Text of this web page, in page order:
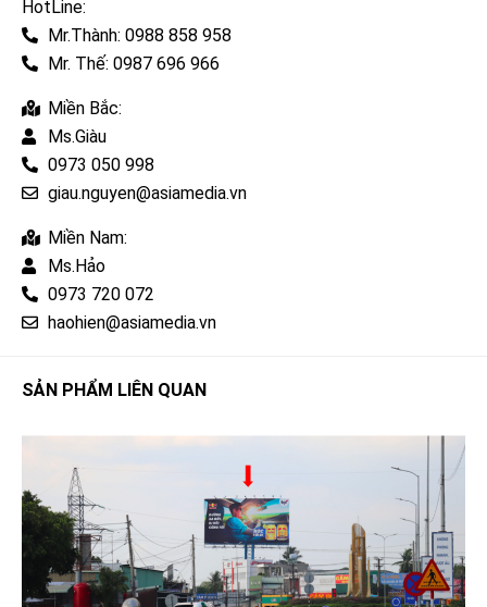
HotLine:
Mr.Thành: 0988 858 958
Mr. Thế: 0987 696 966
Miền Bắc:
Ms.Giàu
0973 050 998
giau.nguyen@asiamedia.vn
Miền Nam:
Ms.Hảo
0973 720 072
haohien@asiamedia.vn
SẢN PHẨM LIÊN QUAN